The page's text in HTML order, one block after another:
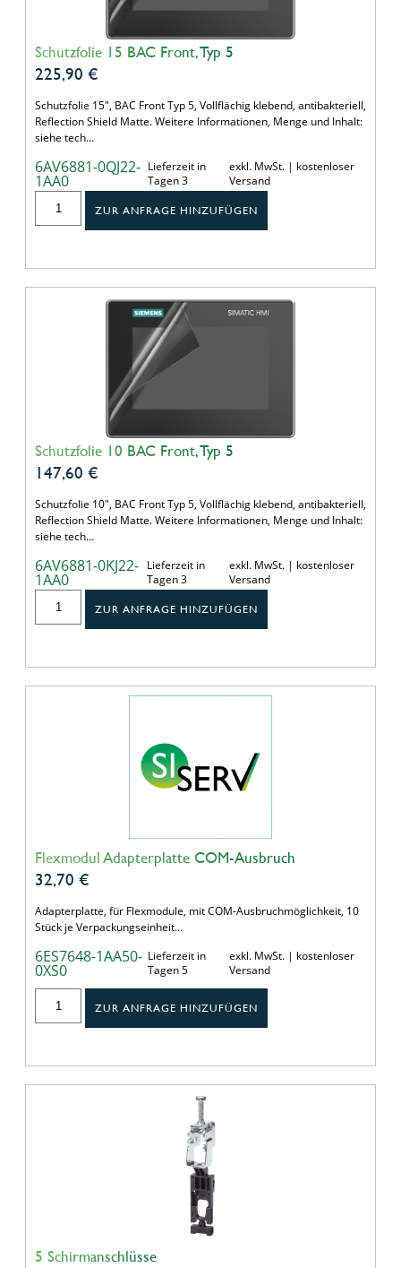
Schutzfolie 15 BAC Front, Typ 5
225,90 €
Schutzfolie 15", BAC Front Typ 5, Vollflächig klebend, antibakteriell,
Reflection Shield Matte. Weitere Informationen, Menge und Inhalt:
siehe tech…
6AV6881-0QJ22-
1AA0
Lieferzeit in
Tagen 3
exkl. MwSt. | kostenloser
Versand
ZUR ANFRAGE HINZUFÜGEN
Schutzfolie 10 BAC Front, Typ 5
147,60 €
Schutzfolie 10", BAC Front Typ 5, Vollflächig klebend, antibakteriell,
Reflection Shield Matte. Weitere Informationen, Menge und Inhalt:
siehe tech…
6AV6881-0KJ22-
1AA0
Lieferzeit in
Tagen 3
exkl. MwSt. | kostenloser
Versand
ZUR ANFRAGE HINZUFÜGEN
Flexmodul Adapterplatte COM-Ausbruch
32,70 €
Adapterplatte, für Flexmodule, mit COM-Ausbruchmöglichkeit, 10
Stück je Verpackungseinheit…
6ES7648-1AA50-
0XS0
Lieferzeit in
Tagen 5
exkl. MwSt. | kostenloser
Versand
ZUR ANFRAGE HINZUFÜGEN
5 Schirmanschlüsse